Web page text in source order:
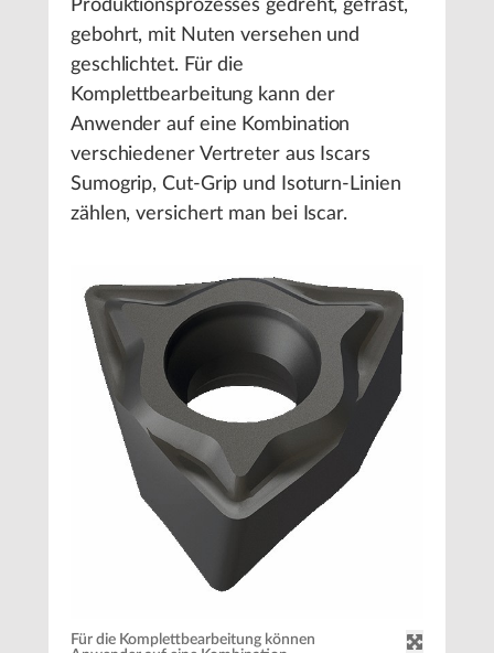
Produktionsprozesses gedreht, gefräst,
gebohrt, mit Nuten versehen und
geschlichtet. Für die
Komplettbearbeitung kann der
Anwender auf eine Kombination
verschiedener Vertreter aus Iscars
Sumogrip, Cut-Grip und Isoturn-Linien
zählen, versichert man bei Iscar.
Für die Komplettbearbeitung können